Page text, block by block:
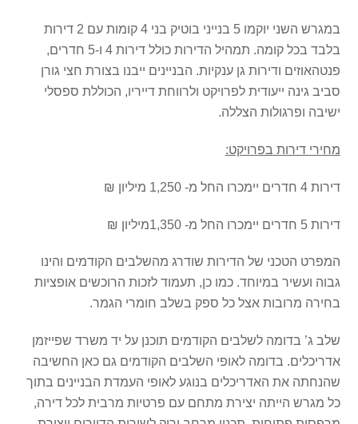
במגרש השני יוקמו 5 בנייני בוטיק בני 4 קומות עם 2 דירות
בלבד בכל קומה. תמהיל הדירות כולל דירות 4 ו-5 חדרים,
פנטהאוזים ודירות גן ענקיות. הבניינים ייבנו בצורת חצי גורן
סביב גינה ייעודית לפרויקט ולרווחת דייריו, הכוללת ספסלי
ישיבה ופרגולות הצללה.
מחירי דירות בפרויקט:
דירות 4 חדרים יימכרו החל מ- 1,250 מיליון ₪
דירות 5 חדרים יימכרו החל מ- 1,350מיליון ₪
המפרט הטכני של הדירות שודרג מהשלבים הקודמים והינו
גבוה ועשיר במיוחד. כמו כן, תעמוד לזכות הרוכשים אופציות
בחירה מרובות אצל כל ספק בשלב חומרי הגמר.
שלב ג’ בדומה לשלבים הקודמים תוכנן על יד משרד שפייזמן
אדריכלים. בדומה לאופי השלבים הקודמים גם כאן החשיבה
שהנחתה את האדריכלים בנוגע לאופי העמדת הבניינים בתוך
כל מגרש הייתה יצירת מתחם עם פרטיות מרבית לכל דירה,